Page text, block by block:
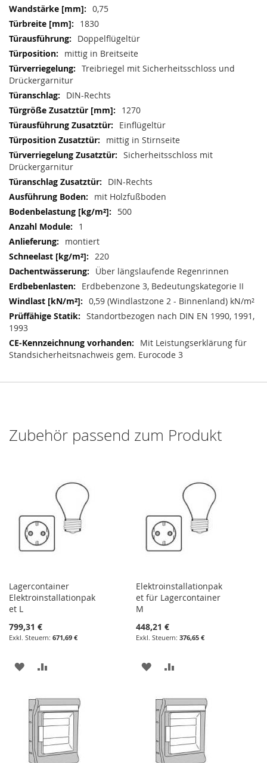
0,75
1830
Doppelflügeltür
mittig in Breitseite
Treibriegel mit Sicherheitsschloss und
Drückergarnitur
DIN-Rechts
1270
Einflügeltür
mittig in Stirnseite
Sicherheitsschloss mit
Drückergarnitur
DIN-Rechts
mit Holzfußboden
500
1
montiert
220
Über längslaufende Regenrinnen
Erdbebenzone 3, Bedeutungskategorie II
0,59 (Windlastzone 2 - Binnenland) kN/m²
Standortbezogen nach DIN EN 1990, 1991,
1993
Mit Leistungserklärung für
Standsicherheitsnachweis gem. Eurocode 3
Zubehör passend zum Produkt
Lagercontainer
Elektroinstallationpak
et L
799,31 €
671,69 €
ZUR
HINZUFÜGEN
HINZUFÜGEN
Elektroinstallationpak
et für Lagercontainer
M
448,21 €
376,65 €
ZUR
HINZUFÜGEN
HINZUFÜGEN